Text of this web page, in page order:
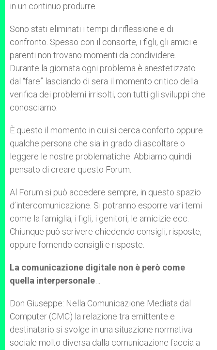
in un continuo produrre.
Sono stati eliminati i tempi di riflessione e di
confronto. Spesso con il consorte, i figli, gli amici e
parenti non trovano momenti da condividere.
Durante la giornata ogni problema è anestetizzato
dal “fare” lasciando di sera il momento critico della
verifica dei problemi irrisolti, con tutti gli sviluppi che
conosciamo.
È questo il momento in cui si cerca conforto oppure
qualche persona che sia in grado di ascoltare o
leggere le nostre problematiche. Abbiamo quindi
pensato di creare questo Forum.
Al Forum si può accedere sempre, in questo spazio
d’intercomunicazione. Si potranno esporre vari temi
come la famiglia, i figli, i genitori, le amicizie ecc.
Chiunque può scrivere chiedendo consigli, risposte,
oppure fornendo consigli e risposte.
La comunicazione digitale non è però come
quella interpersonale
Don Giuseppe: Nella Comunicazione Mediata dal
Computer (CMC) la relazione tra emittente e
destinatario si svolge in una situazione normativa
sociale molto diversa dalla comunicazione faccia a